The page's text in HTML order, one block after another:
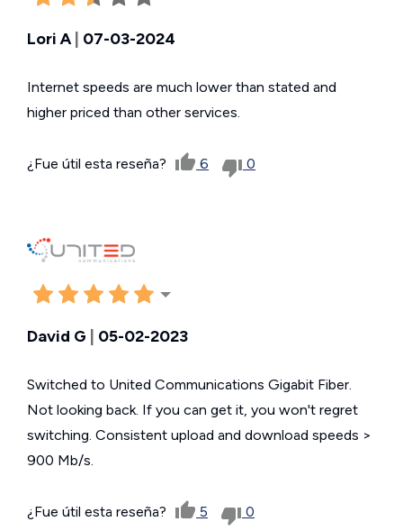
Lori A| 07-03-2024
Internet speeds are much lower than stated and
higher priced than other services.
¿Fue útil esta reseña? 6 0
David G 05-02-2023
Switched to United Communications Gigabit Fiber.
Not looking back. If you can get it, you won't regret
switching. Consistent upload and download speeds >
900 Mb/s.
¿Fue útil esta reseña? 5 0